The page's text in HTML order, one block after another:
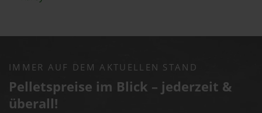
IMMER AUF DEM AKTUELLEN STAND
Pelletspreise im Blick – jederzeit &
überall!